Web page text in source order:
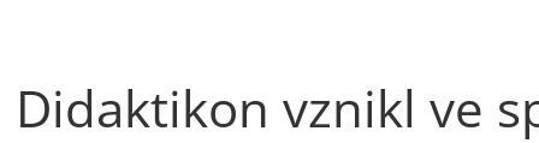
Didaktikon vznikl ve